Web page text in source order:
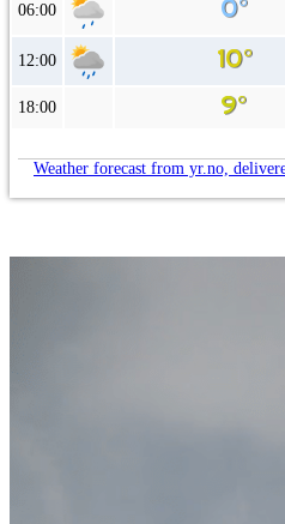
06:00
12:00
18:00
Weather forecast from yr.no,